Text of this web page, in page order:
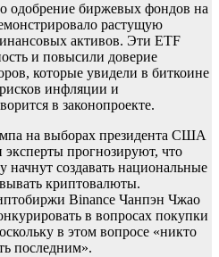
одобрение биржевых фондов на
растущую
активов. Эти ETF
и повысили доверие
которые увидели в биткоине
инфляции и
в законопроекте.
на выборах президента США
эксперты прогнозируют, что
начнут создавать национальные
криптовалюты.
Binance Чанпэн Чжао
в вопросах покупки
в этом вопросе «никто
последним».